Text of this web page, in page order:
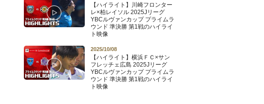
【ハイライト】川崎フロンター
レ×柏レイソル 2025Jリーグ
YBCルヴァンカップ プライムラ
ウンド 準決勝 第1戦のハイライ
ト映像
2025/10/08
【ハイライト】横浜ＦＣ×サン
フレッチェ広島 2025Jリーグ
YBCルヴァンカップ プライムラ
ウンド 準決勝 第1戦のハイライ
ト映像